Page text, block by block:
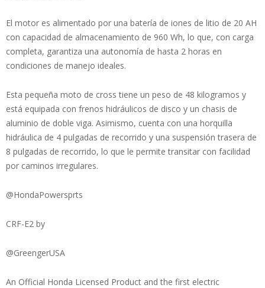
El motor es alimentado por una batería de iones de litio de 20 AH
con capacidad de almacenamiento de 960 Wh, lo que, con carga
completa, garantiza una autonomía de hasta 2 horas en
condiciones de manejo ideales.
Esta pequeña moto de cross tiene un peso de 48 kilogramos y
está equipada con frenos hidráulicos de disco y un chasis de
aluminio de doble viga. Asimismo, cuenta con una horquilla
hidráulica de 4 pulgadas de recorrido y una suspensión trasera de
8 pulgadas de recorrido, lo que le permite transitar con facilidad
por caminos irregulares.
@HondaPowersprts
CRF-E2 by
@GreengerUSA
An Official Honda Licensed Product and the first electric